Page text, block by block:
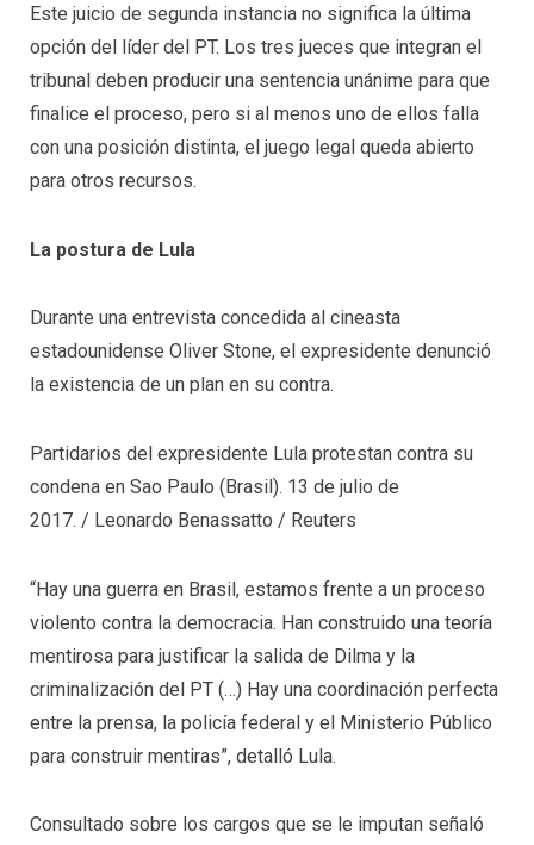
Este juicio de segunda instancia no significa la última
opción del líder del PT. Los tres jueces que integran el
tribunal deben producir una sentencia unánime para que
finalice el proceso, pero si al menos uno de ellos falla
con una posición distinta, el juego legal queda abierto
para otros recursos.
La postura de Lula
Durante una entrevista concedida al cineasta
estadounidense Oliver Stone, el expresidente denunció
la existencia de un plan en su contra.
Partidarios del expresidente Lula protestan contra su
condena en Sao Paulo (Brasil). 13 de julio de
2017. / Leonardo Benassatto / Reuters
“Hay una guerra en Brasil, estamos frente a un proceso
violento contra la democracia. Han construido una teoría
mentirosa para justificar la salida de Dilma y la
criminalización del PT (…) Hay una coordinación perfecta
entre la prensa, la policía federal y el Ministerio Público
para construir mentiras”, detalló Lula.
Consultado sobre los cargos que se le imputan señaló